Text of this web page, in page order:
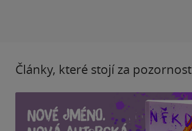
Články, které stojí za pozornost